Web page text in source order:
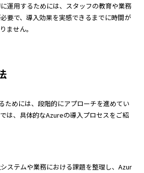
運用するためには、スタッフの教育や業務
要で、導入効果を実感できるまでに時間が
ません。
ためには、段階的にアプローチを進めてい
は、具体的なAzureの導入プロセスをご紹
ステムや業務における課題を整理し、Azur